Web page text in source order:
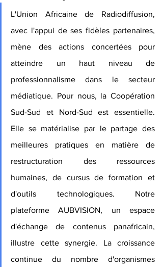
L'Union Africaine de Radiodiffusion,
avec l'appui de ses fidèles partenaires,
mène des actions concertées pour
atteindre un haut niveau de
professionnalisme dans le secteur
médiatique. Pour nous, la Coopération
Sud-Sud et Nord-Sud est essentielle.
Elle se matérialise par le partage des
meilleures pratiques en matière de
restructuration des ressources
humaines, de cursus de formation et
d'outils technologiques. Notre
plateforme AUBVISION, un espace
d'échange de contenus panafricain,
illustre cette synergie. La croissance
continue du nombre d'organismes